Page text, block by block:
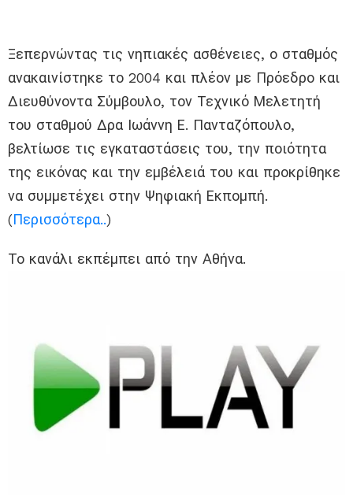
Ξεπερνώντας τις νηπιακές ασθένειες, ο σταθμός
ανακαινίστηκε το 2004 και πλέον με Πρόεδρο και
Διευθύνοντα Σύμβουλο, τον Τεχνικό Μελετητή
του σταθμού Δρα Ιωάννη Ε. Πανταζόπουλο,
βελτίωσε τις εγκαταστάσεις του, την ποιότητα
της εικόνας και την εμβέλειά του και προκρίθηκε
να συμμετέχει στην Ψηφιακή Εκπομπή.
(Περισσότερα..)
Το κανάλι εκπέμπει από την Αθήνα.